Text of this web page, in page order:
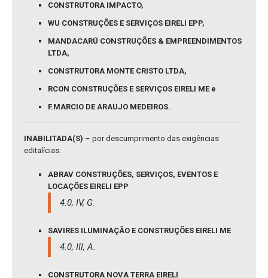
CONSTRUTORA IMPACTO,
WU CONSTRUÇÕES E SERVIÇOS EIRELI EPP,
MANDACARÚ CONSTRUÇÕES & EMPREENDIMENTOS
LTDA,
CONSTRUTORA MONTE CRISTO LTDA,
RCON CONSTRUÇÕES E SERVIÇOS EIRELI ME e
F.MARCIO DE ARAUJO MEDEIROS.
INABILITADA(S) – por descumprimento das exigências
editalícias:
ABRAV CONSTRUÇÕES, SERVIÇOS, EVENTOS E
LOCAÇÕES EIRELI EPP
4.0, IV, G.
SAVIRES ILUMINAÇÃO E CONSTRUÇÕES EIRELI ME
4.0, III, A.
CONSTRUTORA NOVA TERRA EIRELI